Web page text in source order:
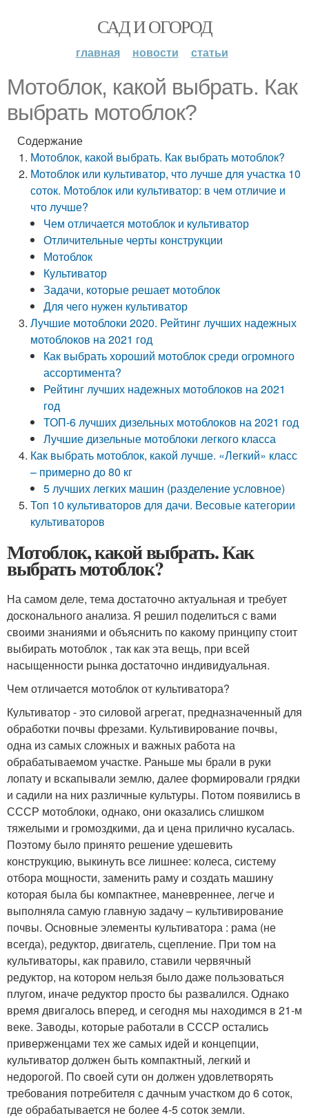
САД И ОГОРОД
главная новости статьи
Мотоблок, какой выбрать. Как
выбрать мотоблок?
Содержание
Мотоблок, какой выбрать. Как выбрать мотоблок?
Мотоблок или культиватор, что лучше для участка 10
соток. Мотоблок или культиватор: в чем отличие и
что лучше?
Чем отличается мотоблок и культиватор
Отличительные черты конструкции
Мотоблок
Культиватор
Задачи, которые решает мотоблок
Для чего нужен культиватор
Лучшие мотоблоки 2020. Рейтинг лучших надежных
мотоблоков на 2021 год
Как выбрать хороший мотоблок среди огромного
ассортимента?
Рейтинг лучших надежных мотоблоков на 2021
год
ТОП-6 лучших дизельных мотоблоков на 2021 год
Лучшие дизельные мотоблоки легкого класса
Как выбрать мотоблок, какой лучше. «Легкий» класс
– примерно до 80 кг
5 лучших легких машин (разделение условное)
Топ 10 культиваторов для дачи. Весовые категории
культиваторов
Мотоблок, какой выбрать. Как
выбрать мотоблок?
На самом деле, тема достаточно актуальная и требует
досконального анализа. Я решил поделиться с вами
своими знаниями и объяснить по какому принципу стоит
выбирать мотоблок , так как эта вещь, при всей
насыщенности рынка достаточно индивидуальная.
Чем отличается мотоблок от культиватора?
Культиватор - это силовой агрегат, предназначенный для
обработки почвы фрезами. Культивирование почвы,
одна из самых сложных и важных работа на
обрабатываемом участке. Раньше мы брали в руки
лопату и вскапывали землю, далее формировали грядки
и садили на них различные культуры. Потом появились в
СССР мотоблоки, однако, они оказались слишком
тяжелыми и громоздкими, да и цена прилично кусалась.
Поэтому было принято решение удешевить
конструкцию, выкинуть все лишнее: колеса, систему
отбора мощности, заменить раму и создать машину
которая была бы компактнее, маневреннее, легче и
выполняла самую главную задачу – культивирование
почвы. Основные элементы культиватора : рама (не
всегда), редуктор, двигатель, сцепление. При том на
культиваторы, как правило, ставили червячный
редуктор, на котором нельзя было даже пользоваться
плугом, иначе редуктор просто бы развалился. Однако
время двигалось вперед, и сегодня мы находимся в 21-м
веке. Заводы, которые работали в СССР остались
приверженцами тех же самых идей и концепции,
культиватор должен быть компактный, легкий и
недорогой. По своей сути он должен удовлетворять
требования потребителя с дачным участком до 6 соток,
где обрабатывается не более 4-5 соток земли.